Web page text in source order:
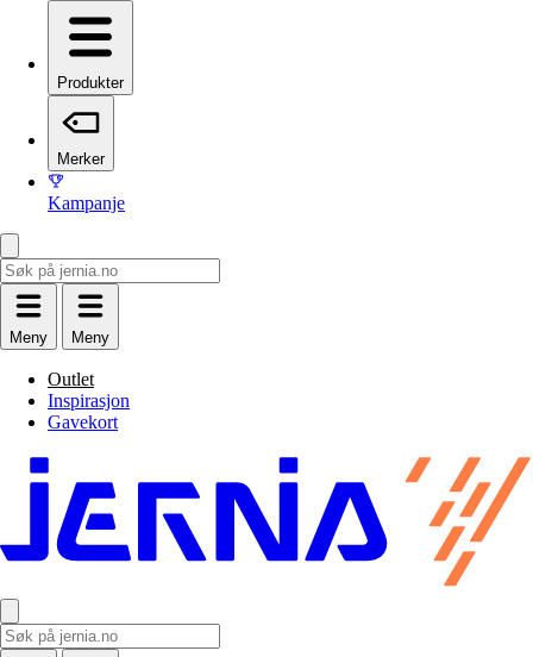
Produkter
Merker
Kampanje
Meny Meny
Outlet
Inspirasjon
Gavekort